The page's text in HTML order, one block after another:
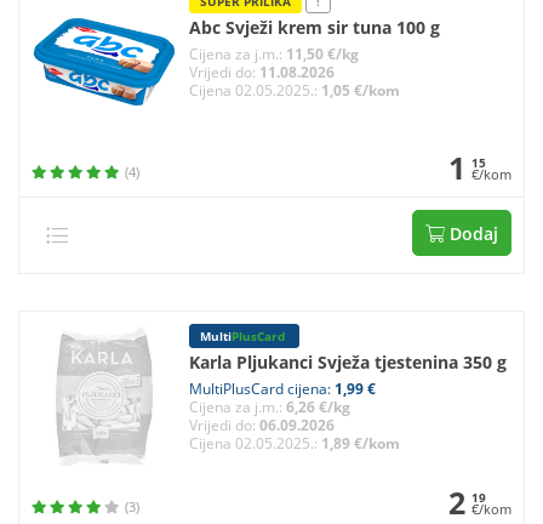
Abc Svježi krem sir tuna 100 g
Cijena za j.m.: 11,50 €/kg
Vrijedi do: 11.08.2026
Cijena 02.05.2025.: 1,05 €/kom
(4) 1 15
€/kom
Dodaj
MultiPlusCard
Karla Pljukanci Svježa tjestenina 350 g
MultiPlusCard cijena: 1,99 €
Cijena za j.m.: 6,26 €/kg
Vrijedi do: 06.09.2026
Cijena 02.05.2025.: 1,89 €/kom
(3) 2 19
€/kom